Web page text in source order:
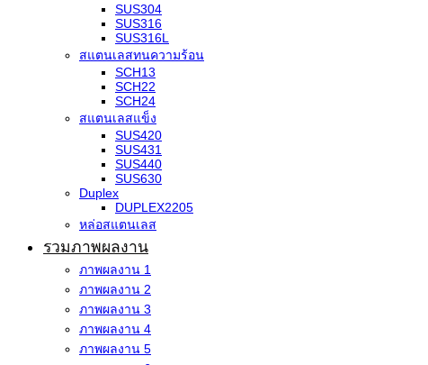
SUS304
SUS316
SUS316L
สแตนเลสทนความร้อน
SCH13
SCH22
SCH24
สแตนเลสแข็ง
SUS420
SUS431
SUS440
SUS630
Duplex
DUPLEX2205
หล่อสแตนเลส
รวมภาพผลงาน
ภาพผลงาน 1
ภาพผลงาน 2
ภาพผลงาน 3
ภาพผลงาน 4
ภาพผลงาน 5